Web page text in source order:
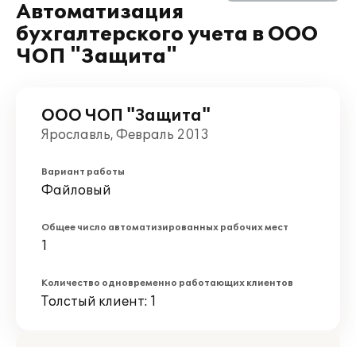
Автоматизация
бухгалтерского учета в ООО
ЧОП "Защита"
ООО ЧОП "Защита"
Ярославль, Февраль 2013
Вариант работы
Файловый
Общее число автоматизированных рабочих мест
1
Количество одновременно работающих клиентов
Толстый клиент: 1